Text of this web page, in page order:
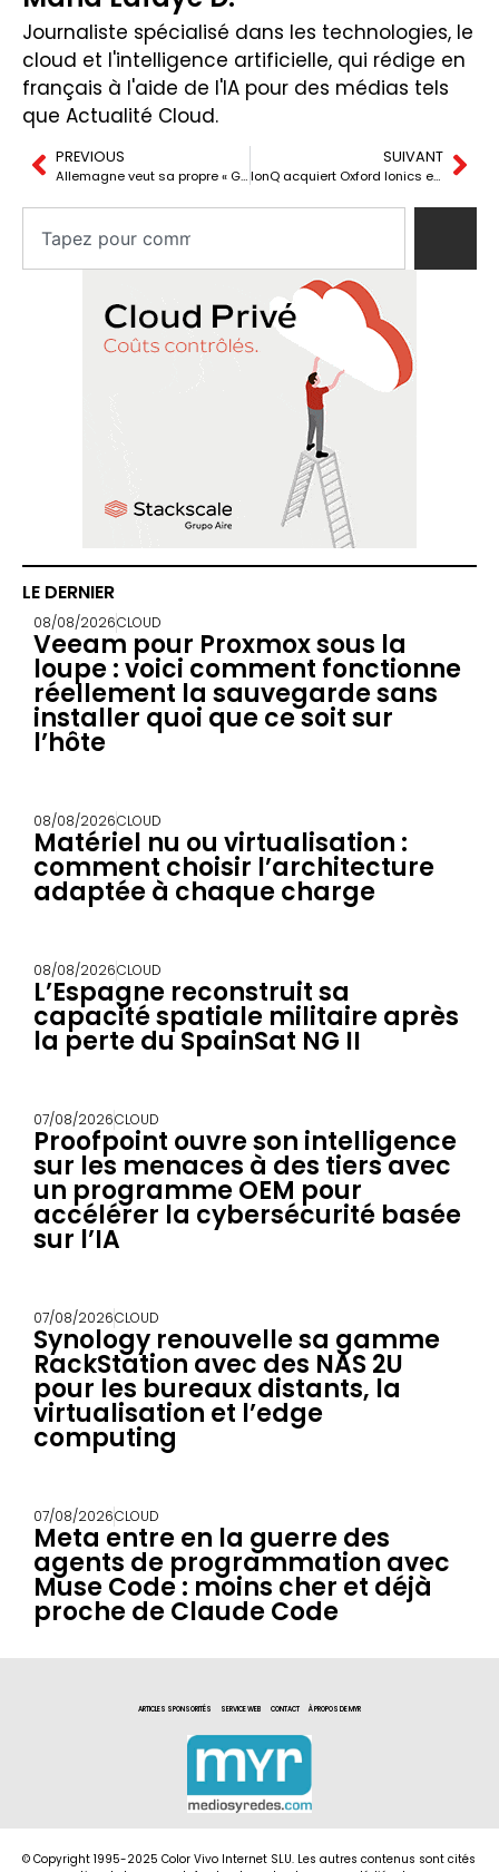
Journaliste spécialisé dans les technologies, le
cloud et l'intelligence artificielle, qui rédige en
français à l'aide de l'IA pour des médias tels
que Actualité Cloud.
PREVIOUS
Allemagne veut sa propre « Gigafactory » d’IA avec Nvidia comme partenaire clé
SUIVANT
IonQ acquiert Oxford Ionics et accélère la course à la suprématie quantique mondiale
LE DERNIER
08/08/2026CLOUD
Veeam pour Proxmox sous la
loupe : voici comment fonctionne
réellement la sauvegarde sans
installer quoi que ce soit sur
l’hôte
08/08/2026CLOUD
Matériel nu ou virtualisation :
comment choisir l’architecture
adaptée à chaque charge
08/08/2026CLOUD
L’Espagne reconstruit sa
capacité spatiale militaire après
la perte du SpainSat NG II
07/08/2026CLOUD
Proofpoint ouvre son intelligence
sur les menaces à des tiers avec
un programme OEM pour
accélérer la cybersécurité basée
sur l’IA
07/08/2026CLOUD
Synology renouvelle sa gamme
RackStation avec des NAS 2U
pour les bureaux distants, la
virtualisation et l’edge
computing
07/08/2026CLOUD
Meta entre en la guerre des
agents de programmation avec
Muse Code : moins cher et déjà
proche de Claude Code
ARTICLES SPONSORITÉS SERVICE WEB CONTACT À PROPOS DE MYR
© Copyright 1995-2025 Color Vivo Internet SLU. Les autres contenus sont cités